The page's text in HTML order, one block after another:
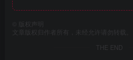
版权声明
文章版权归作者所有，未经允许请勿转载。
THE END